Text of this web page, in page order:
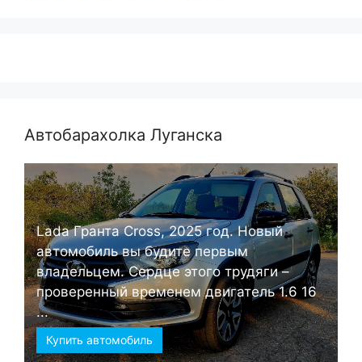
Автобарахолка Луганска
Lada Гранта Cross, 2025 год. Новый
автомобиль вы будите первым
владельцем. Сердце этого трудяги –
проверенный временем двигатель 1.6 16
...
Купить автомобиль